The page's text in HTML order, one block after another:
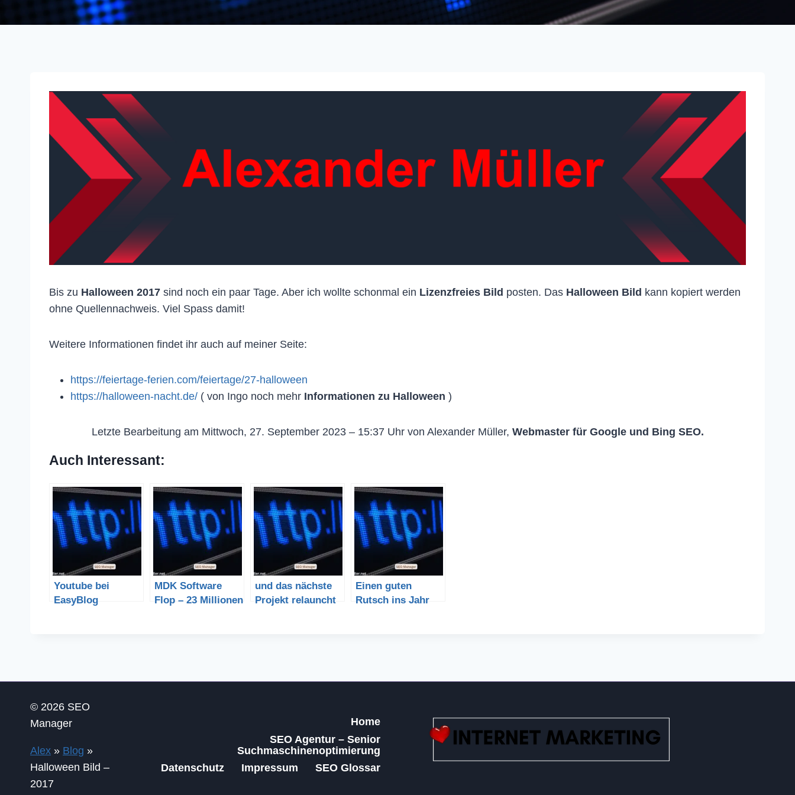
Bis zu Halloween 2017 sind noch ein paar Tage. Aber ich wollte schonmal ein Lizenzfreies Bild posten. Das Halloween Bild kann kopiert werden
ohne Quellennachweis. Viel Spass damit!
Weitere Informationen findet ihr auch auf meiner Seite:
https://feiertage-ferien.com/feiertage/27-halloween
https://halloween-nacht.de/ ( von Ingo noch mehr Informationen zu Halloween )
Letzte Bearbeitung am Mittwoch, 27. September 2023 – 15:37 Uhr von Alexander Müller, Webmaster für Google und Bing SEO.
Auch Interessant:
Youtube bei
EasyBlog
MDK Software
Flop – 23 Millionen
und das nächste
Projekt relauncht
Einen guten
Rutsch ins Jahr
© 2026 SEO
Manager
Alex » Blog »
Halloween Bild –
2017
Home
SEO Agentur – Senior
Suchmaschinenoptimierung
Datenschutz
Impressum SEO Glossar